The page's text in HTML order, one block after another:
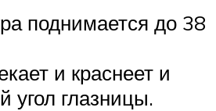
поднимается до 38
и краснеет и
угол глазницы.